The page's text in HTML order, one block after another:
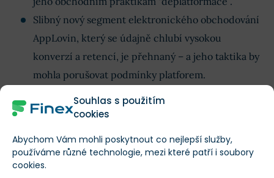
Souhlas s použitím
cookies
Abychom Vám mohli poskytnout co nejlepší služby,
používáme různé technologie, mezi které patří i soubory
cookies.
Slibný nový segment elektronického obchodování
AppLovin, který se údajně chlubí vysokou
konverzí a retencí, je přehnaný – a jeho taktika by
mohla porušovat podmínky platforem.
Vývoj ceny akcií AppLovin od 14. února